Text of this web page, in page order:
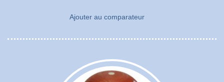
Ajouter au comparateur